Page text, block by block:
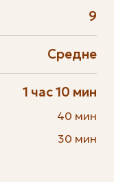
9
Средне
1 час 10 мин
40 мин
30 мин